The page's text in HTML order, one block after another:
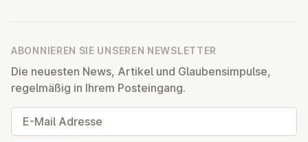
ABONNIEREN SIE UNSEREN NEWSLETTER
Die neuesten News, Artikel und Glaubensimpulse,
regelmäßig in Ihrem Posteingang.
E-Mail Adresse